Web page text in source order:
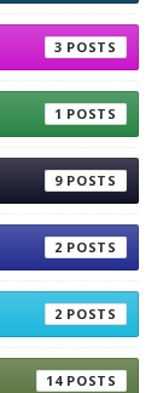
3
1
9
2
2
14